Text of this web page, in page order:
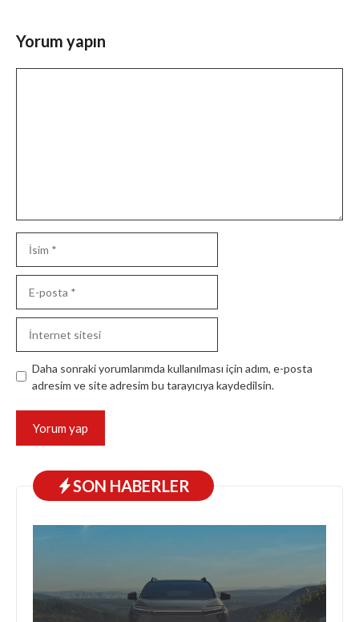
Yorum yapın
posta
sitesi
Daha sonraki yorumlarımda kullanılması için adım, e-posta
adresim ve site adresim bu tarayıcıya kaydedilsin.
SON HABERLER